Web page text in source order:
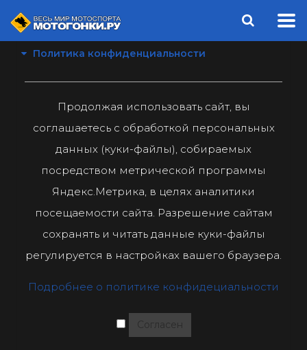
Политика конфиденциальности
Продолжая использовать сайт, вы
соглашаетесь с обработкой персональных
данных (куки-файлы), собираемых
посредством метрической программы
Яндекс.Метрика, в целях аналитики
посещаемости сайта. Разрешение сайтам
сохранять и читать данные куки-файлы
регулируется в настройках вашего браузера.
Подробнее о политике конфидециальности
Согласен